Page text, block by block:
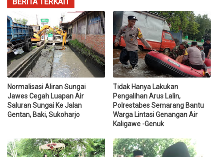
Normalisasi Aliran Sungai
Jawes Cegah Luapan Air
Saluran Sungai Ke Jalan
Gentan, Baki, Sukoharjo
Tidak Hanya Lakukan
Pengalihan Arus Lalin,
Polrestabes Semarang Bantu
Warga Lintasi Genangan Air
Kaligawe -Genuk